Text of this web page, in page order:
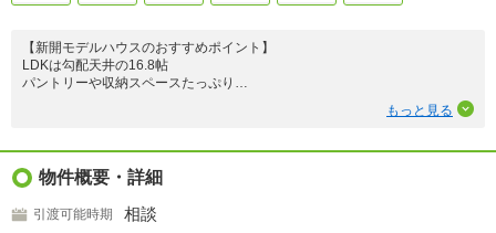
【新開モデルハウスのおすすめポイント】
LDKは勾配天井の16.8帖
パントリーや収納スペースたっぷり
●福米中学校まで450ｍ(徒歩6分)
●ローソン米子新開店まで350ｍ(徒歩5分)
■車で10分圏内に買い物施設が充実
■利便性抜群の好立地、車がなくても移動可能
もっと見る
物件概要・詳細
引渡可能時期 相談